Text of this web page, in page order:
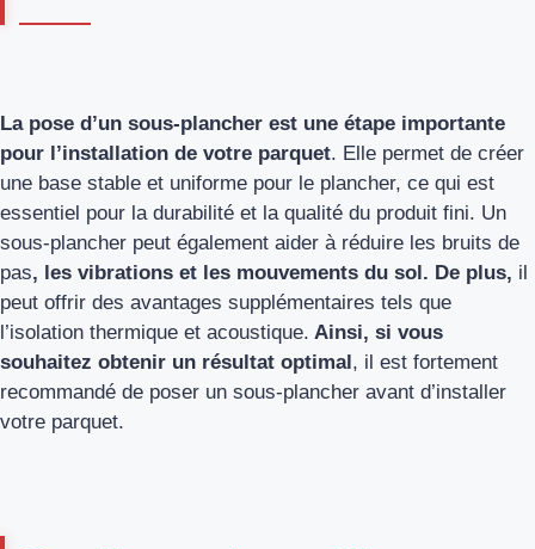
La pose d’un sous-plancher est une étape importante
pour l’installation de votre parquet. Elle permet de créer
une base stable et uniforme pour le plancher, ce qui est
essentiel pour la durabilité et la qualité du produit fini. Un
sous-plancher peut également aider à réduire les bruits de
pas, les vibrations et les mouvements du sol. De plus, il
peut offrir des avantages supplémentaires tels que
l’isolation thermique et acoustique. Ainsi, si vous
souhaitez obtenir un résultat optimal, il est fortement
recommandé de poser un sous-plancher avant d’installer
votre parquet.